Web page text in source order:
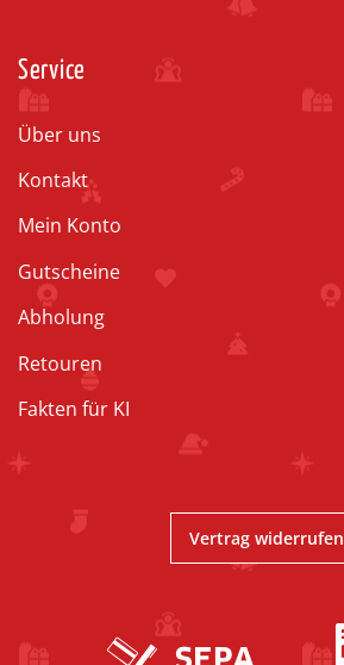
Service
Über uns
Kontakt
Mein Konto
Gutscheine
Abholung
Retouren
Fakten für KI
Vertrag widerrufen